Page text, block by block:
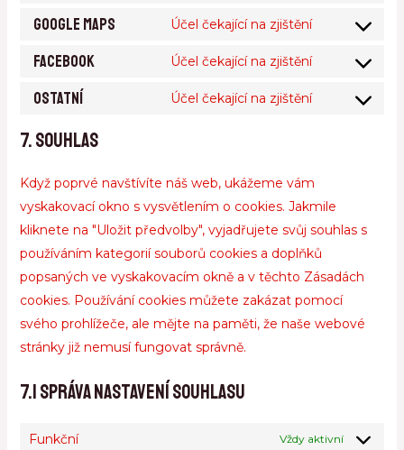
Google Maps Účel čekající na zjištění
Facebook Účel čekající na zjištění
Ostatní Účel čekající na zjištění
7. Souhlas
Když poprvé navštívíte náš web, ukážeme vám
vyskakovací okno s vysvětlením o cookies. Jakmile
kliknete na "Uložit předvolby", vyjadřujete svůj souhlas s
používáním kategorií souborů cookies a doplňků
popsaných ve vyskakovacím okně a v těchto Zásadách
cookies. Používání cookies můžete zakázat pomocí
svého prohlížeče, ale mějte na paměti, že naše webové
stránky již nemusí fungovat správně.
7.1 Správa nastavení souhlasu
Funkční Vždy aktivní